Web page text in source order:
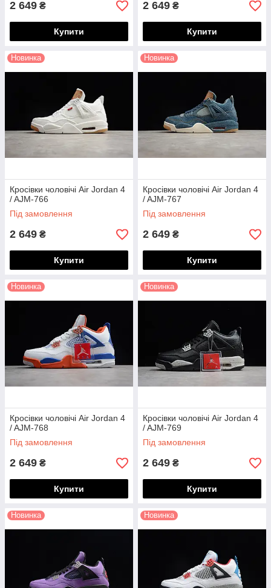
2 649 ₴
Купити
2 649 ₴
Купити
Новинка
Кросівки чоловічі Air Jordan 4
/ AJM-766
Під замовлення
2 649 ₴
Купити
Новинка
Кросівки чоловічі Air Jordan 4
/ AJM-767
Під замовлення
2 649 ₴
Купити
Новинка
Кросівки чоловічі Air Jordan 4
/ AJM-768
Під замовлення
2 649 ₴
Купити
Новинка
Кросівки чоловічі Air Jordan 4
/ AJM-769
Під замовлення
2 649 ₴
Купити
Новинка Новинка